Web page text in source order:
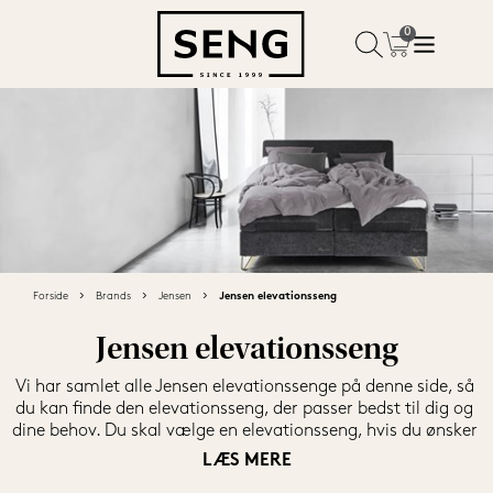
Forside Brands Jensen Jensen elevationsseng
Jensen elevationsseng
Vi har samlet alle Jensen elevationssenge på denne side, så
du kan finde den elevationsseng, der passer bedst til dig og
dine behov. Du skal vælge en elevationsseng, hvis du ønsker
den absolutte luksusseng, hvor du kan justere forskellige
LÆS MERE